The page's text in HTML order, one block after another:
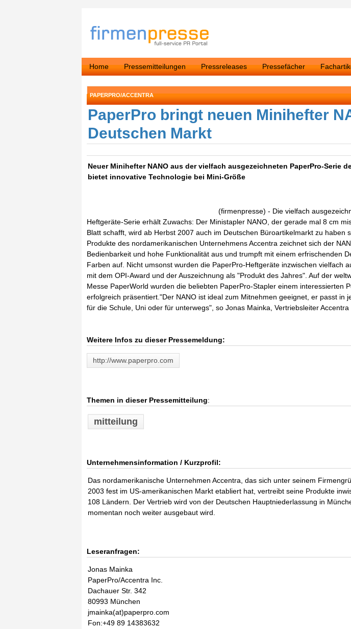
Home Pressemitteilungen Pressreleases Pressefächer
PAPERPRO/ACCENTRA
PaperPro bringt neuen Minihefter
Deutschen Markt
Neuer Minihefter NANO aus der vielfach ausgezeichneten PaperPro-Serie
bietet innovative Technologie bei Mini-Größe
(firmenpresse) - Die vielfach
Heftgeräte-Serie erhält Zuwachs: Der Ministapler NANO, der gerade mal 8 cm
Blatt schafft, wird ab Herbst 2007 auch im Deutschen Büroartikelmarkt zu haben
Produkte des nordamerikanischen Unternehmens Accentra zeichnet sich der
Bedienbarkeit und hohe Funktionalität aus und trumpft mit einem erfrischenden
Farben auf. Nicht umsonst wurden die PaperPro-Heftgeräte inzwischen vielfach
mit dem OPI-Award und der Auszeichnung als "Produkt des Jahres". Auf der
Messe PaperWorld wurden die beliebten PaperPro-Stapler einem interessierten
erfolgreich präsentiert."Der NANO ist ideal zum Mitnehmen geeignet, er passt in
für die Schule, Uni oder für unterwegs", so Jonas Mainka, Vertriebsleiter Accentra
Weitere Infos zu dieser Pressemeldung:
http://www.paperpro.com
Themen in dieser Pressemitteilung:
mitteilung
Unternehmensinformation / Kurzprofil:
Das nordamerikanische Unternehmen Accentra, das sich unter seinem
2003 fest im US-amerikanischen Markt etabliert hat, vertreibt seine Produkte
108 Ländern. Der Vertrieb wird von der Deutschen Hauptniederlassung in
momentan noch weiter ausgebaut wird.
Leseranfragen:
Jonas Mainka
PaperPro/Accentra Inc.
Dachauer Str. 342
80993 München
jmainka(at)paperpro.com
Fon:+49 89 14383632